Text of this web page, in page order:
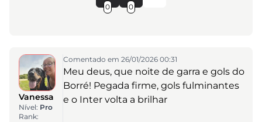
0 0
Vanessa
Nível: Pro
Rank:
Comentado em 26/01/2026 00:31
Meu deus, que noite de garra e gols do
Borré! Pegada firme, gols fulminantes
e o Inter volta a brilhar